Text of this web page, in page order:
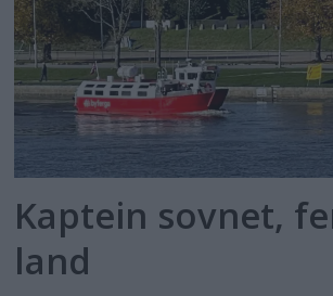
Kaptein sovnet,
land